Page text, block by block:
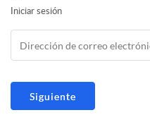
Iniciar sesión